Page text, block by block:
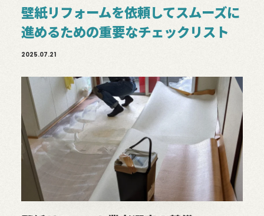
壁紙リフォームを依頼してスムーズに
進めるための重要なチェックリスト
2025.07.21